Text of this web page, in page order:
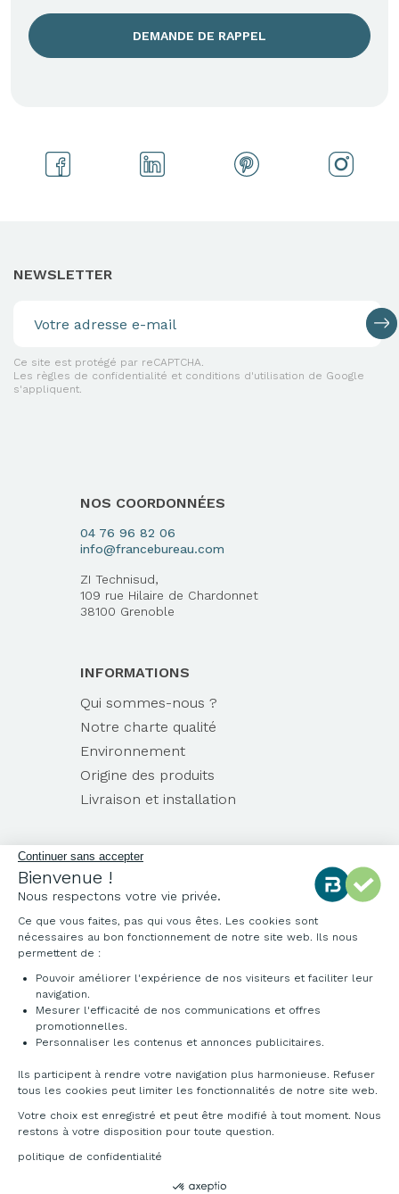
DEMANDE DE RAPPEL
NEWSLETTER
Ce site est protégé par reCAPTCHA.
Les règles de confidentialité et conditions d'utilisation de Google
s'appliquent.
NOS COORDONNÉES
04 76 96 82 06
info@francebureau.com
ZI Technisud,
109 rue Hilaire de Chardonnet
38100 Grenoble
INFORMATIONS
Qui sommes-nous ?
Notre charte qualité
Environnement
Origine des produits
Livraison et installation
Mentions légalesCGVPlan du site Contact
Création site internet by Dedi agency